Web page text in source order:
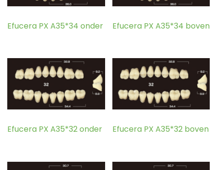
Efucera PX A35*34 onder Efucera PX A35*34 boven
Efucera PX A35*32 onder Efucera PX A35*32 boven